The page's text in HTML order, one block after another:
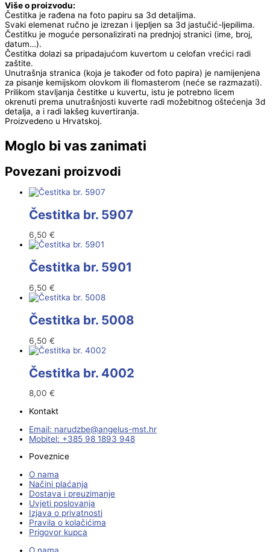
Više o proizvodu:
Čestitka je rađena na foto papiru sa 3d detaljima.
Svaki elemenat ručno je izrezan i ljepljen sa 3d jastučić-ljepilima.
Čestitku je moguće personalizirati na prednjoj stranici (ime, broj,
datum…).
Čestitka dolazi sa pripadajućom kuvertom u celofan vrećici radi
zaštite.
Unutrašnja stranica (koja je također od foto papira) je namijenjena
za pisanje kemijskom olovkom ili flomasterom (neće se razmazati).
Prilikom stavljanja čestitke u kuvertu, istu je potrebno licem
okrenuti prema unutrašnjosti kuverte radi možebitnog oštećenja 3d
detalja, a i radi lakšeg kuvertiranja.
Proizvedeno u Hrvatskoj.
Moglo bi vas zanimati
Povezani proizvodi
Čestitka br. 5907
6,50 €
Čestitka br. 5901
6,50 €
Čestitka br. 5008
6,50 €
Čestitka br. 4002
8,00 €
Kontakt
Email:
rh.tsm-sulegna
@ebzduran
Mobitel: +385 98 1893 948
Poveznice
O nama
Načini plaćanja
Dostava i preuzimanje
Uvjeti poslovanja
Izjava o privatnosti
Pravila o kolačićima
Prigovor kupca
O nama